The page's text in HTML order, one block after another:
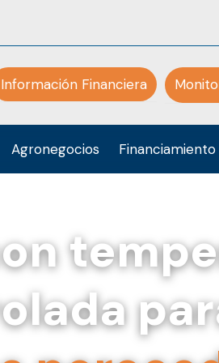
Información Financiera
Agronegocios